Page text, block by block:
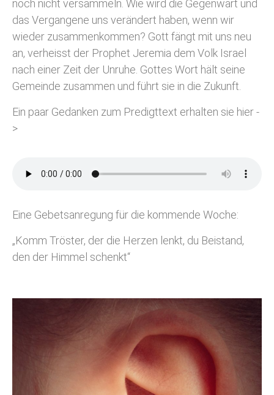
noch nicht versammeln. Wie wird die Gegenwart und
das Vergangene uns verändert haben, wenn wir
wieder zusammenkommen? Gott fängt mit uns neu
an, verheisst der Prophet Jeremia dem Volk Israel
nach einer Zeit der Unruhe. Gottes Wort hält seine
Gemeinde zusammen und führt sie in die Zukunft.
Ein paar Gedanken zum Predigttext erhalten sie hier -
>
Eine Gebetsanregung für die kommende Woche:
„Komm Tröster, der die Herzen lenkt, du Beistand,
den der Himmel schenkt“